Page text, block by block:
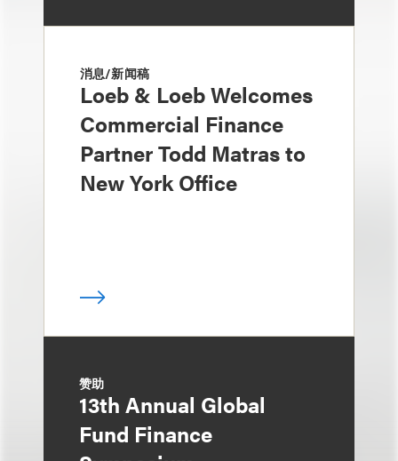
消息/新闻稿
Loeb & Loeb Welcomes
Commercial Finance
Partner Todd Matras to
New York Office
赞助
13th Annual Global
Fund Finance